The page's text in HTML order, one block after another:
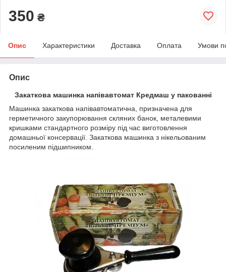
350 ₴
Опис Характеристики Доставка Оплата Умови
Опис
Закаткова машинка напівавтомат Кредмаш у пакованні
Машинка закаткова напівавтоматична, призначена для
герметичного закупорювання скляних банок, металевими
кришками стандартного розміру під час виготовлення
домашньої консервації. Закаткова машинка з нікельованим
посиленим підшипником.